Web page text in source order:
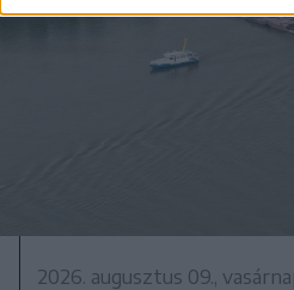
2026. augusztus 09.,